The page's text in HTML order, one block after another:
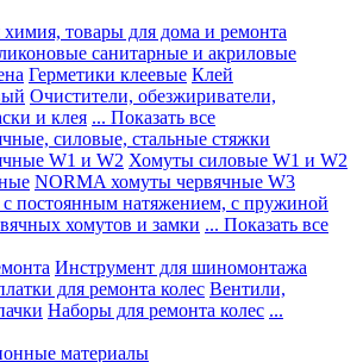
химия, товары для дома и ремонта
санитарные и акриловые
Герметики клеевые Клей
Очистители, обезжириватели,
и клея ... Показать все
силовые, стальные стяжки
W1 и W2 Хомуты силовые W1 и W2
NORMA хомуты червячные W3
постоянным натяжением, с пружиной
хомутов и замки ... Показать все
Инструмент для шиномонтажа
для ремонта колес Вентили,
Наборы для ремонта колес ...
материалы